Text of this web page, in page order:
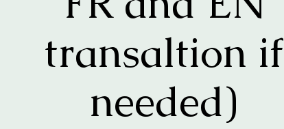
transaltion if
needed)